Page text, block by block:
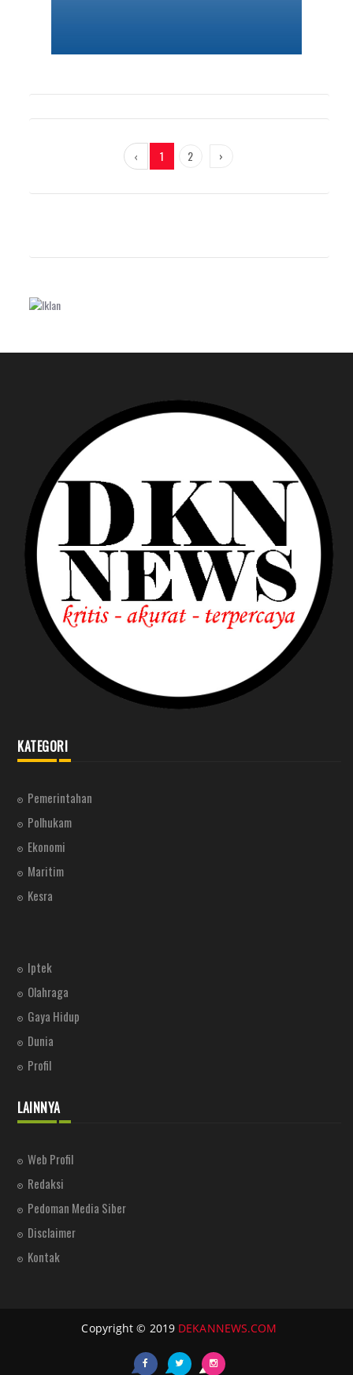
‹ 1 2 ›
KATEGORI
Pemerintahan
Polhukam
Ekonomi
Maritim
Kesra
Iptek
Olahraga
Gaya Hidup
Dunia
Profil
LAINNYA
Web Profil
Redaksi
Pedoman Media Siber
Disclaimer
Kontak
Copyright © 2019 DEKANNEWS.COM